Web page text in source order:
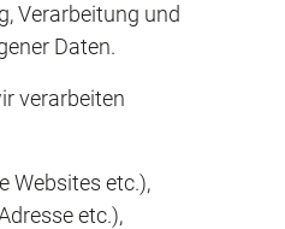
Verarbeitung und
Daten.
verarbeiten
Websites etc.),
etc.),